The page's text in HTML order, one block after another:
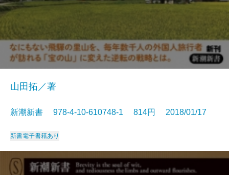
山田拓／著
新潮新書 978-4-10-610748-1 814円 2018/01/17
新書電子書籍あり